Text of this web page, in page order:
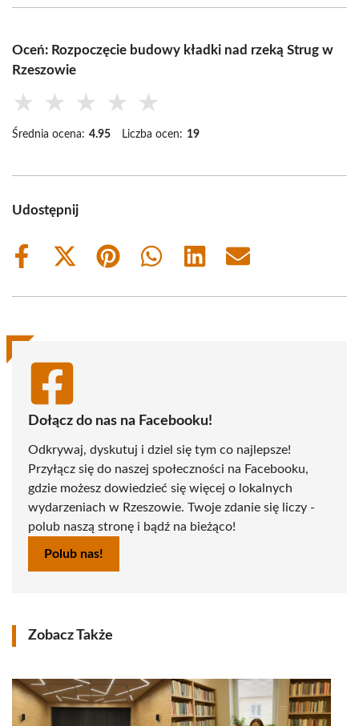
Oceń: Rozpoczęcie budowy kładki nad rzeką Strug w
Rzeszowie
★ ★ ★ ★ ★
Średnia ocena: 4.95 Liczba ocen: 19
Udostępnij
Share
Share
(Twitter)
Share
Share
Share
Share
Dołącz do nas na Facebooku!
Odkrywaj, dyskutuj i dziel się tym co najlepsze!
Przyłącz się do naszej społeczności na Facebooku,
gdzie możesz dowiedzieć się więcej o lokalnych
wydarzeniach w Rzeszowie. Twoje zdanie się liczy -
polub naszą stronę i bądź na bieżąco!
Polub nas!
Zobacz Także